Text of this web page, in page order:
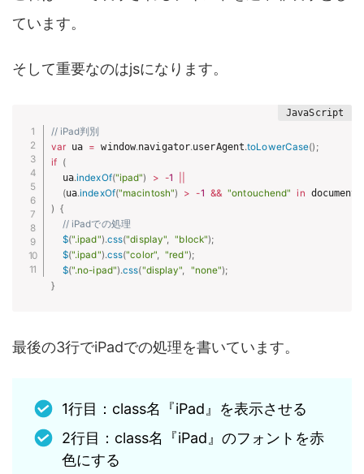
ています。
そして重要なのはjsになります。
// iPad判別
var ua = window.navigator.userAgent.toLowerCase() ;
if (
  ua
.indexOf("ipad") > -1
(ua.indexOf("macintosh") > -1 && "ontouchend" in document
) {
// iPadでの処理
$(".ipad").css("display", "block");
$(".ipad").css("color", "red");
$(".no-ipad").css("display", "none");
}
最後の3行でiPadでの処理を書いています。
1行目：class名『iPad』を表示させる
2行目：class名『iPad』のフォントを赤
色にする